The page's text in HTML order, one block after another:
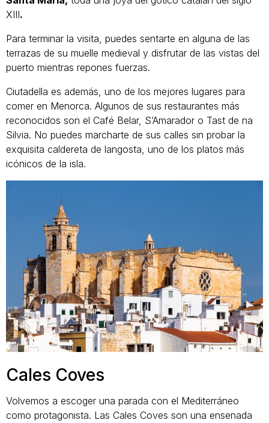
XIII.
Para terminar la visita, puedes sentarte en alguna de las
terrazas de su muelle medieval y disfrutar de las vistas del
puerto mientras repones fuerzas.
Ciutadella es además, uno de los mejores lugares para
comer en Menorca. Algunos de sus restaurantes más
reconocidos son el Café Belar, S’Amarador o Tast de na
Silvia. No puedes marcharte de sus calles sin probar la
exquisita caldereta de langosta, uno de los platos más
icónicos de la isla.
Cales Coves
Volvemos a escoger una parada con el Mediterráneo
como protagonista. Las Cales Coves son una ensenada